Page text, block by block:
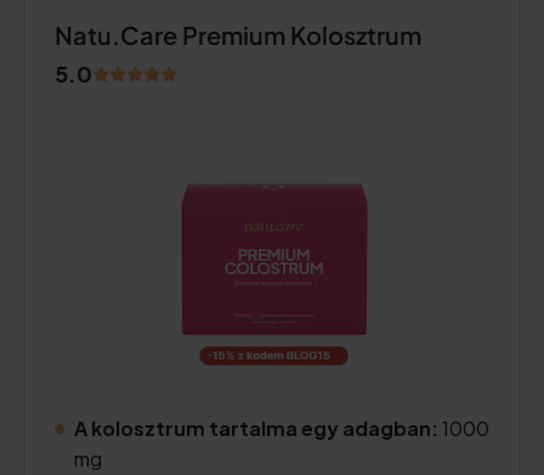
Natu.Care Premium Kolosztrum
5.0
A kolosztrum tartalma egy adagban: 1000
mg